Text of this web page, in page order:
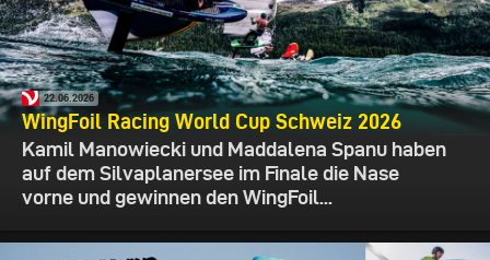
22.06.2026
WingFoil Racing World Cup Schweiz 2026
Kamil Manowiecki und Maddalena Spanu haben
auf dem Silvaplanersee im Finale die Nase
vorne und gewinnen den WingFoil...